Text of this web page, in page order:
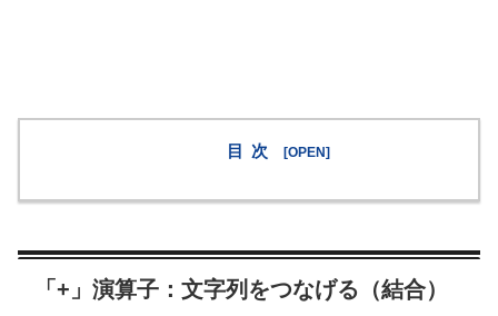
目次
「+」演算子：文字列をつなげる（結合）